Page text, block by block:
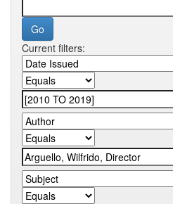
Current filters: